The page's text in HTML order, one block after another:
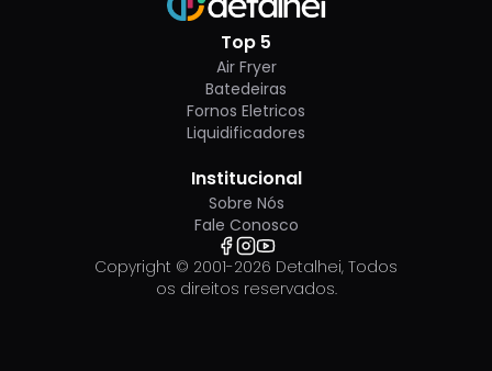
Top 5
Air Fryer
Batedeiras
Fornos Eletricos
Liquidificadores
Institucional
Sobre Nós
Fale Conosco
Copyright © 2001-2026 Detalhei, Todos
os direitos reservados.